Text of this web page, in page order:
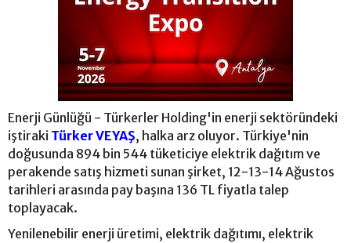
Enerji Günlüğü - Türkerler Holding'in enerji sektöründeki
iştiraki Türker VEYAŞ, halka arz oluyor. Türkiye'nin
doğusunda 894 bin 544 tüketiciye elektrik dağıtım ve
perakende satış hizmeti sunan şirket, 12-13-14 Ağustos
tarihleri arasında pay başına 136 TL fiyatla talep
toplayacak.
Yenilenebilir enerji üretimi, elektrik dağıtımı, elektrik